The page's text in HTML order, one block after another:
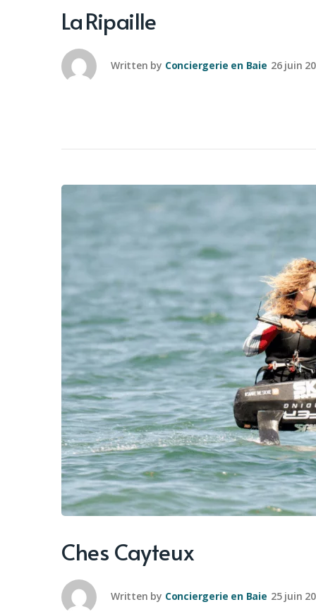
La Ripaille
Written by Conciergerie en Baie 26 juin
Ches Cayteux
Written by Conciergerie en Baie 25 juin